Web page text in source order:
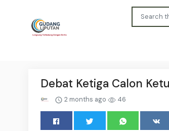
Debat Ketiga Calon
2 months ago 46